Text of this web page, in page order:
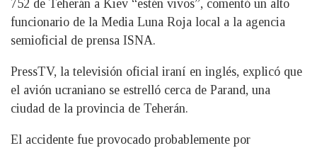
752 de Teherán a Kiev “estén vivos”, comentó un alto
funcionario de la Media Luna Roja local a la agencia
semioficial de prensa ISNA.
PressTV, la televisión oficial iraní en inglés, explicó que
el avión ucraniano se estrelló cerca de Parand, una
ciudad de la provincia de Teherán.
El accidente fue provocado probablemente por